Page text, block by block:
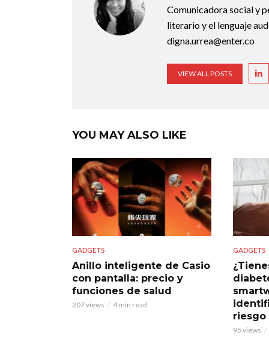
Comunicadora social y
literario y el lenguaje
digna.urrea@enter.co
VIEW ALL POSTS
YOU MAY ALSO LIKE
GADGETS
Anillo inteligente de Casio
con pantalla: precio y
funciones de salud
207 views 4 min read
GADGETS
riesgo
95 views